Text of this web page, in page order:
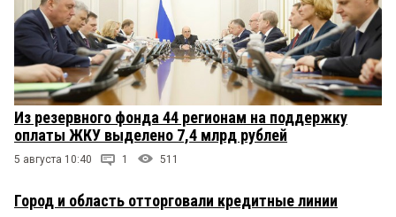
Из резервного фонда 44 регионам на поддержку
оплаты ЖКУ выделено 7,4 млрд рублей
5 августа 10:40 1 511
Город и область отторговали кредитные линии